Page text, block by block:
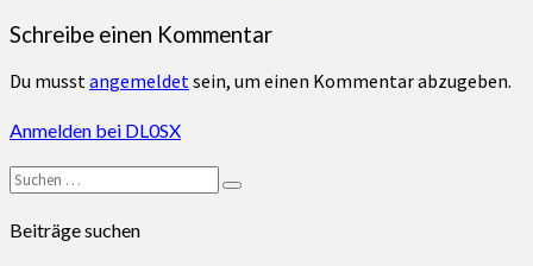
Schreibe einen Kommentar
Du musstangemeldetsein, um einen Kommentar abzugeben.
Anmelden bei DL0SX
Suchen
nach:
Suchen
Beiträge suchen